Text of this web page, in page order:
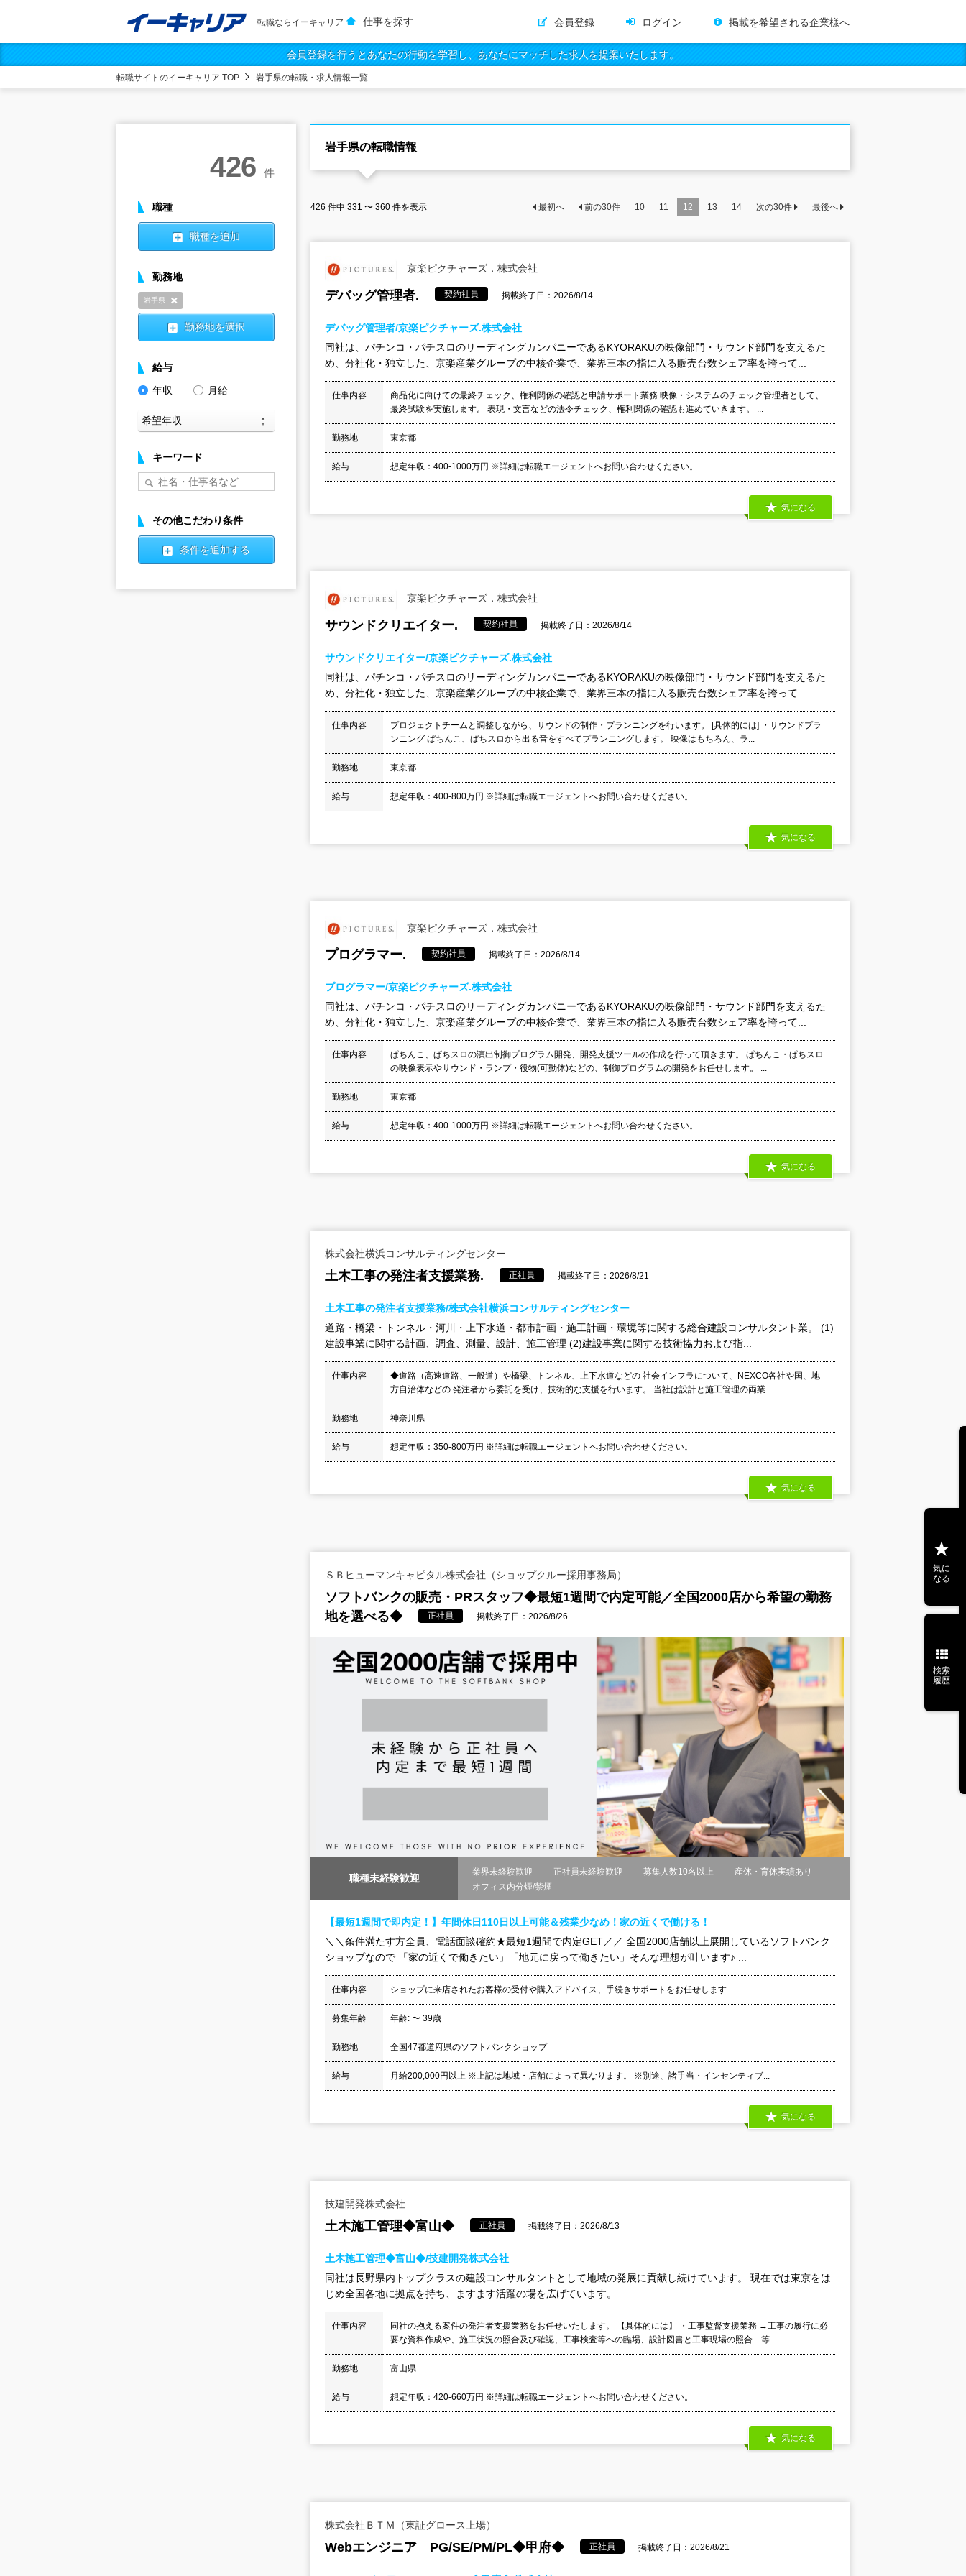
転職ならイーキャリア 仕事を探す 会員登録 ログイン 掲載を希望される企業様へ
会員登録を行うとあなたの行動を学習し、あなたにマッチした求人を提案いたします。
転職サイトのイーキャリア TOP 岩手県の転職・求人情報一覧
岩手県の転職情報
426 件中 331 〜 360 件を表示 最初へ 前の30件 10 11 12 13 14 次の30件 最後へ
京楽ピクチャーズ．株式会社
デバッグ管理者. 契約社員 掲載終了日：2026/8/14
デバッグ管理者/京楽ピクチャーズ.株式会社
同社は、パチンコ・パチスロのリーディングカンパニーであるKYORAKUの映像部門・サウンド部門を支えるた
め、分社化・独立した、京楽産業グループの中核企業で、業界三本の指に入る販売台数シェア率を誇って...
仕事内容
商品化に向けての最終チェック、権利関係の確認と申請サポート業務 映像・システムのチェック管理者として、
最終試験を実施します。 表現・文言などの法令チェック、権利関係の確認も進めていきます。 ...
勤務地 東京都
給与 想定年収：400-1000万円 ※詳細は転職エージェントへお問い合わせください。
気になる
京楽ピクチャーズ．株式会社
サウンドクリエイター. 契約社員 掲載終了日：2026/8/14
サウンドクリエイター/京楽ピクチャーズ.株式会社
同社は、パチンコ・パチスロのリーディングカンパニーであるKYORAKUの映像部門・サウンド部門を支えるた
め、分社化・独立した、京楽産業グループの中核企業で、業界三本の指に入る販売台数シェア率を誇って...
仕事内容
プロジェクトチームと調整しながら、サウンドの制作・プランニングを行います。 [具体的には] ・サウンドプラ
ンニング ぱちんこ、ぱちスロから出る音をすべてプランニングします。 映像はもちろん、ラ...
勤務地 東京都
給与 想定年収：400-800万円 ※詳細は転職エージェントへお問い合わせください。
気になる
京楽ピクチャーズ．株式会社
プログラマー. 契約社員 掲載終了日：2026/8/14
プログラマー/京楽ピクチャーズ.株式会社
同社は、パチンコ・パチスロのリーディングカンパニーであるKYORAKUの映像部門・サウンド部門を支えるた
め、分社化・独立した、京楽産業グループの中核企業で、業界三本の指に入る販売台数シェア率を誇って...
仕事内容
ぱちんこ、ぱちスロの演出制御プログラム開発、開発支援ツールの作成を行って頂きます。 ぱちんこ・ぱちスロ
の映像表示やサウンド・ランプ・役物(可動体)などの、制御プログラムの開発をお任せします。 ...
勤務地 東京都
給与 想定年収：400-1000万円 ※詳細は転職エージェントへお問い合わせください。
気になる
株式会社横浜コンサルティングセンター
土木工事の発注者支援業務. 正社員 掲載終了日：2026/8/21
土木工事の発注者支援業務/株式会社横浜コンサルティングセンター
道路・橋梁・トンネル・河川・上下水道・都市計画・施工計画・環境等に関する総合建設コンサルタント業。 (1)
建設事業に関する計画、調査、測量、設計、施工管理 (2)建設事業に関する技術協力および指...
仕事内容
◆道路（高速道路、一般道）や橋梁、トンネル、上下水道などの 社会インフラについて、NEXCO各社や国、地
方自治体などの 発注者から委託を受け、技術的な支援を行います。 当社は設計と施工管理の両業...
勤務地 神奈川県
給与 想定年収：350-800万円 ※詳細は転職エージェントへお問い合わせください。
気になる
ＳＢヒューマンキャピタル株式会社（ショップクルー採用事務局）
ソフトバンクの販売・PRスタッフ◆最短1週間で内定可能／全国2000店から希望の勤務
地を選べる◆
正社員 掲載終了日：2026/8/26
職種未経験歓迎
業界未経験歓迎 正社員未経験歓迎 募集人数10名以上
産休・育休実績あり
オフィス内分煙/禁煙
【最短1週間で即内定！】年間休日110日以上可能＆残業少なめ！家の近くで働ける！
＼＼条件満たす方全員、電話面談確約★最短1週間で内定GET／／ 全国2000店舗以上展開しているソフトバンク
ショップなので 「家の近くで働きたい」「地元に戻って働きたい」そんな理想が叶います♪ ...
仕事内容 ショップに来店されたお客様の受付や購入アドバイス、手続きサポートをお任せします
募集年齢 年齢: 〜 39歳
勤務地 全国47都道府県のソフトバンクショップ
給与 月給200,000円以上 ※上記は地域・店舗によって異なります。 ※別途、諸手当・インセンティブ...
気になる
技建開発株式会社
土木施工管理◆富山◆ 正社員 掲載終了日：2026/8/13
土木施工管理◆富山◆/技建開発株式会社
同社は長野県内トップクラスの建設コンサルタントとして地域の発展に貢献し続けています。 現在では東京をは
じめ全国各地に拠点を持ち、ますます活躍の場を広げています。
仕事内容
同社の抱える案件の発注者支援業務をお任せいたします。 【具体的には】 ・工事監督支援業務 →工事の履行に必
要な資料作成や、施工状況の照合及び確認、工事検査等への臨場、設計図書と工事現場の照合 等...
勤務地 富山県
給与 想定年収：420-660万円 ※詳細は転職エージェントへお問い合わせください。
気になる
株式会社ＢＴＭ（東証グロース上場）
Webエンジニア PG/SE/PM/PL◆甲府◆ 正社員 掲載終了日：2026/8/21
426 件
職種
職種を追加
勤務地
岩手県
勤務地を選択
給与
年収
月給
キーワード
その他こだわり条件
条件を追加する
気に
なる
検索
履歴